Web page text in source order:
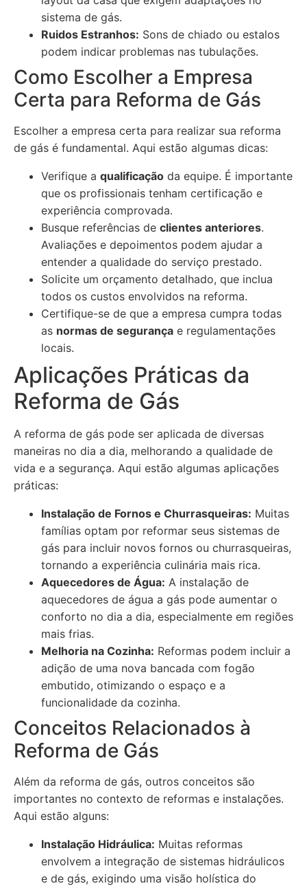
sistema de gás.
Ruidos Estranhos: Sons de chiado ou estalos
podem indicar problemas nas tubulações.
Como Escolher a Empresa
Certa para Reforma de Gás
Escolher a empresa certa para realizar sua reforma
de gás é fundamental. Aqui estão algumas dicas:
Verifique a qualificação da equipe. É importante
que os profissionais tenham certificação e
experiência comprovada.
Busque referências de clientes anteriores.
Avaliações e depoimentos podem ajudar a
entender a qualidade do serviço prestado.
Solicite um orçamento detalhado, que inclua
todos os custos envolvidos na reforma.
Certifique-se de que a empresa cumpra todas
as normas de segurança e regulamentações
locais.
Aplicações Práticas da
Reforma de Gás
A reforma de gás pode ser aplicada de diversas
maneiras no dia a dia, melhorando a qualidade de
vida e a segurança. Aqui estão algumas aplicações
práticas:
Instalação de Fornos e Churrasqueiras: Muitas
famílias optam por reformar seus sistemas de
gás para incluir novos fornos ou churrasqueiras,
tornando a experiência culinária mais rica.
Aquecedores de Água: A instalação de
aquecedores de água a gás pode aumentar o
conforto no dia a dia, especialmente em regiões
mais frias.
Melhoria na Cozinha: Reformas podem incluir a
adição de uma nova bancada com fogão
embutido, otimizando o espaço e a
funcionalidade da cozinha.
Conceitos Relacionados à
Reforma de Gás
Além da reforma de gás, outros conceitos são
importantes no contexto de reformas e instalações.
Aqui estão alguns:
Instalação Hidráulica: Muitas reformas
envolvem a integração de sistemas hidráulicos
e de gás, exigindo uma visão holística do